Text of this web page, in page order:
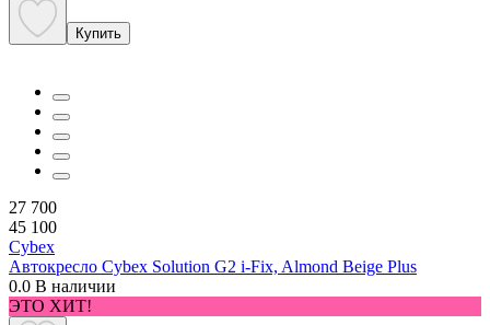
Купить
27 700
45 100
Cybex
Автокресло Cybex Solution G2 i-Fix, Almond Beige Plus
0.0 В наличии
ЭТО ХИТ!